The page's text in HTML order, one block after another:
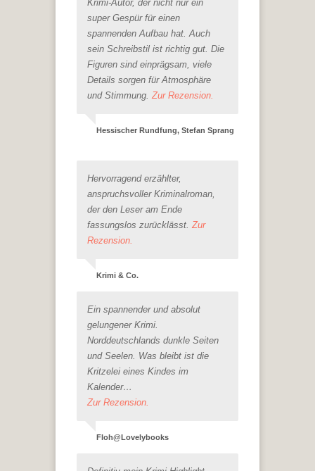
Krimi-Autor, der nicht nur ein
super Gespür für einen
spannenden Aufbau hat. Auch
sein Schreibstil ist richtig gut. Die
Figuren sind einprägsam, viele
Details sorgen für Atmosphäre
und Stimmung. Zur Rezension.
Hessischer Rundfung, Stefan Sprang
Hervorragend erzählter,
anspruchsvoller Kriminalroman,
der den Leser am Ende
fassungslos zurücklässt. Zur
Rezension.
Krimi & Co.
Ein spannender und absolut
gelungener Krimi.
Norddeutschlands dunkle Seiten
und Seelen. Was bleibt ist die
Kritzelei eines Kindes im
Kalender…
Zur Rezension.
Floh@Lovelybooks